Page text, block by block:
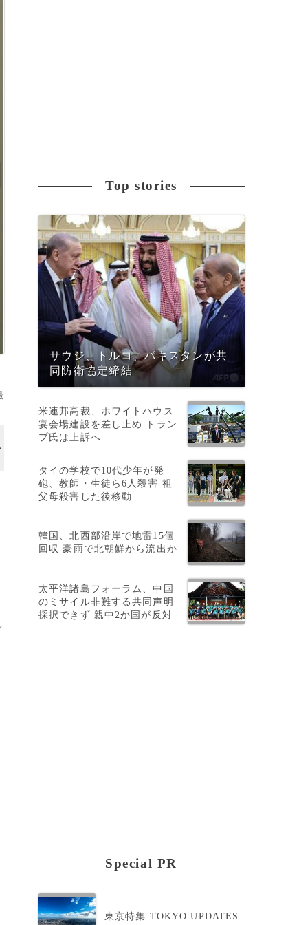
Top stories
サウジ、トルコ、パキスタンが共
同防衛協定締結
米連邦高裁、ホワイトハウス
宴会場建設を差し止め トラン
プ氏は上訴へ
タイの学校で10代少年が発
砲、教師・生徒ら6人殺害 祖
父母殺害した後移動
韓国、北西部沿岸で地雷15個
回収 豪雨で北朝鮮から流出か
太平洋諸島フォーラム、中国
のミサイル非難する共同声明
採択できず 親中2か国が反対
Special PR
東京特集:TOKYO UPDATES